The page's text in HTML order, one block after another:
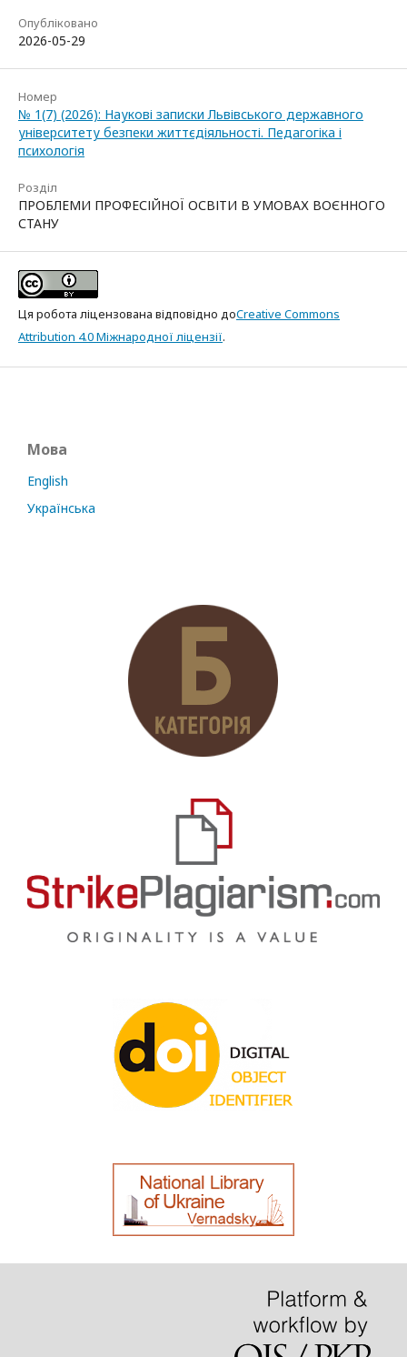
Опубліковано
2026-05-29
Номер
№ 1(7) (2026): Наукові записки Львівського державного
університету безпеки життєдіяльності. Педагогіка і
психологія
Розділ
ПРОБЛЕМИ ПРОФЕСІЙНОЇ ОСВІТИ В УМОВАХ ВОЄННОГО
СТАНУ
Ця робота ліцензована відповідно доCreative Commons
Attribution 4.0 Міжнародної ліцензії.
Мова
English
Українська